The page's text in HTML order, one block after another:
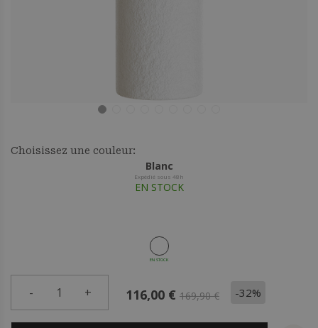
Choisissez une couleur:
Blanc
Expédié sous 48h
EN STOCK
EN STOCK
- 1 + 116,00 € 169,90 € -32%